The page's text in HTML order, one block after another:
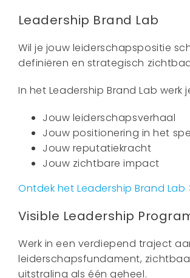
Leadership Brand Lab
Wil je jouw leiderschapspositie
definiëren en strategisch
In het Leadership Brand Lab werk
Jouw leiderschapsverhaal
Jouw positionering in het
Jouw reputatiekracht
Jouw zichtbare impact
Ontdek het Leadership Brand Lab
Visible Leadership
Werk in een verdiepend traject
leiderschapsfundament,
uitstraling als één geheel.